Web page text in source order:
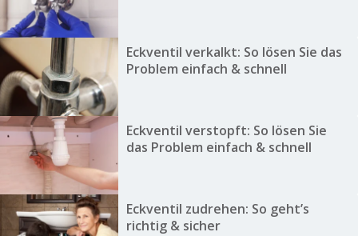
Eckventil verkalkt: So lösen Sie das
Problem einfach & schnell
Eckventil verstopft: So lösen Sie
das Problem einfach & schnell
Eckventil zudrehen: So geht’s
richtig & sicher